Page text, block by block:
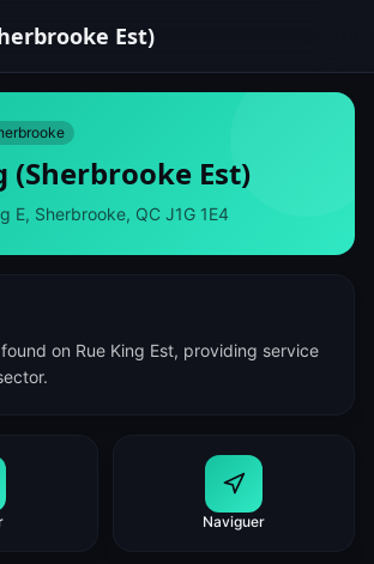
Est)
(Sherbrooke Est)
E, Sherbrooke, QC J1G 1E4
on Rue King Est, providing service
Naviguer